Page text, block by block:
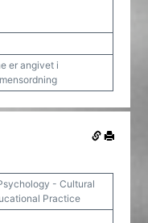
er angivet i
- Cultural
Practice